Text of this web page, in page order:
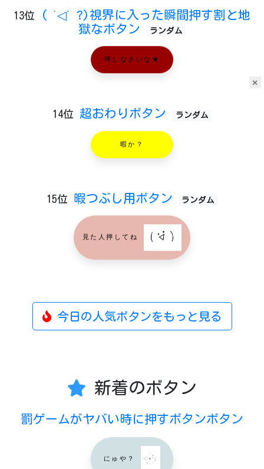
×
13位
( ˙◁˙ ?)視界に入った瞬間押す割と地
獄なボタン
ランダム
押しなさいな★
14位 超おわりボタン ランダム
暇か？
15位 暇つぶし用ボタン ランダム
見た人押してね
今日の人気ボタンをもっと見る
新着のボタン
罰ゲームがヤバい時に押すボタンボタン
にゅや？